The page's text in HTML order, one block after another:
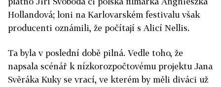
Hollandová; loni na Karlovarském festivalu však
producenti oznámili, že počítají s Alicí Nellis.
Ta byla v poslední době pilná. Vedle toho, že
napsala scénář k nízkorozpočtovému projektu Jana
Svěráka Kuky se vrací, ve kterém by měli diváci už